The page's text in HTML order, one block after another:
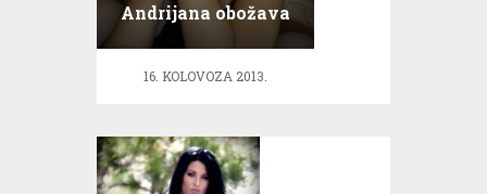
Andrijana obožava
more
16. KOLOVOZA 2013.